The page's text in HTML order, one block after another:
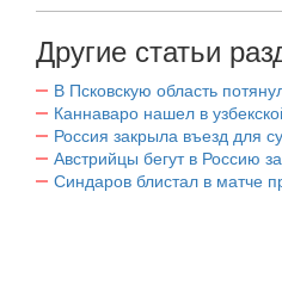
Другие статьи
В Псковскую область
Каннаваро нашел в
Россия закрыла въезд для
Австрийцы бегут в Россию
Синдаров блистал в матче